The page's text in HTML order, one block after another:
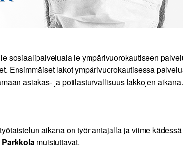
sosiaalipalvelualalle ympärivuorokautiseen
Ensimmäiset lakot ympärivuorokautisessa
asiakas- ja potilasturvallisuus lakkojen
aikana on työnantajalla ja viime
muistuttavat.